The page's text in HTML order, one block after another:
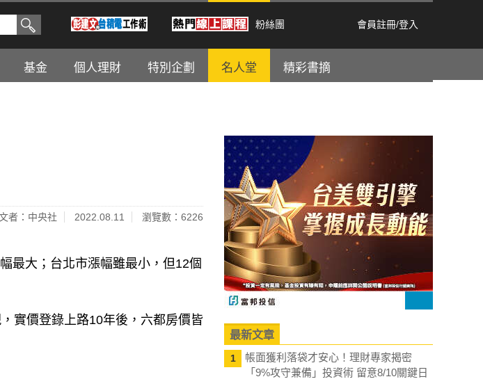
粉絲團 會員註冊/登入
基金 個人理財 特別企劃 名人堂 精彩書摘
者：中央社 2022.08.11 瀏覽數：6226
最大；台北市漲幅雖最小，但12個
實價登錄上路10年後，六都房價皆
最新文章
1
帳面獲利落袋才安心！理財專家揭密
「9%攻守兼備」投資術 留意8/10關鍵日